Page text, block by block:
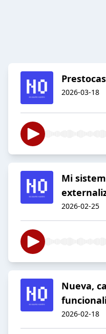
2026-03-18
Mi
2026-02-25
Nueva,
2026-02-18